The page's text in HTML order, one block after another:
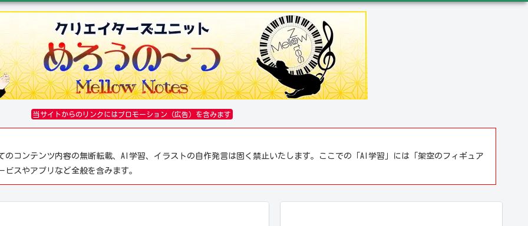
当サイトからのリンクにはプロモーション（広告）を含みます
コンテンツ内容の無断転載、AI学習、イラストの自作発言は固く禁止いたします。ここでの「AI学習」には「架空のフィギュア
スやアプリなど全般を含みます。